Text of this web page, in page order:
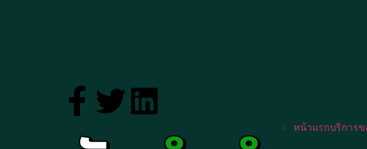
หน้าแรกบริการข